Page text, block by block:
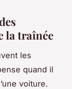
la traînée
les
quand il
voiture.